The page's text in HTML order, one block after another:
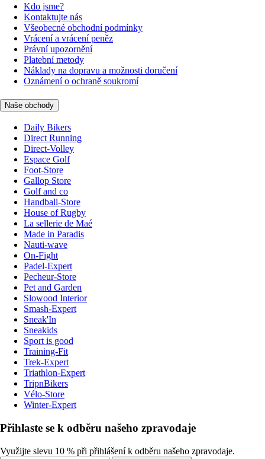
Kdo jsme?
Kontaktujte nás
Všeobecné obchodní podmínky
Vrácení a vrácení peněz
Právní upozornění
Platební metody
Náklady na dopravu a možnosti doručení
Oznámení o ochraně soukromí
Naše obchody
Daily Bikers
Direct Running
Direct-Volley
Espace Golf
Foot-Store
Gallop Store
Golf and co
Handball-Store
House of Rugby
La sellerie de Maé
Made in Paradis
Nauti-wave
On-Fight
Padel-Expert
Pecheur-Store
Pet and Garden
Slowood Interior
Smash-Expert
Sneak'In
Sneakids
Sport is good
Training-Fit
Trek-Expert
Triathlon-Expert
TripnBikers
Vélo-Store
Winter-Expert
Přihlaste se k odběru našeho zpravodaje
Využijte slevu 10 % při přihlášení k odběru našeho zpravodaje.